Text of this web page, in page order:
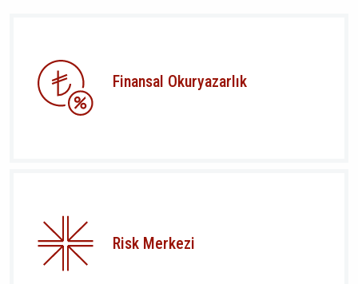
Finansal Okuryazarlık
Risk Merkezi